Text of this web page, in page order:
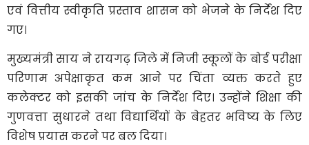
एवं वित्तीय स्वीकृति प्रस्ताव शासन को भेजने के निर्देश दिए
गए।
मुख्यमंत्री साय ने रायगढ़ जिले में निजी स्कूलों के बोर्ड परीक्षा
परिणाम अपेक्षाकृत कम आने पर चिंता व्यक्त करते हुए
कलेक्टर को इसकी जांच के निर्देश दिए। उन्होंने शिक्षा की
गुणवत्ता सुधारने तथा विद्यार्थियों के बेहतर भविष्य के लिए
विशेष प्रयास करने पर बल दिया।